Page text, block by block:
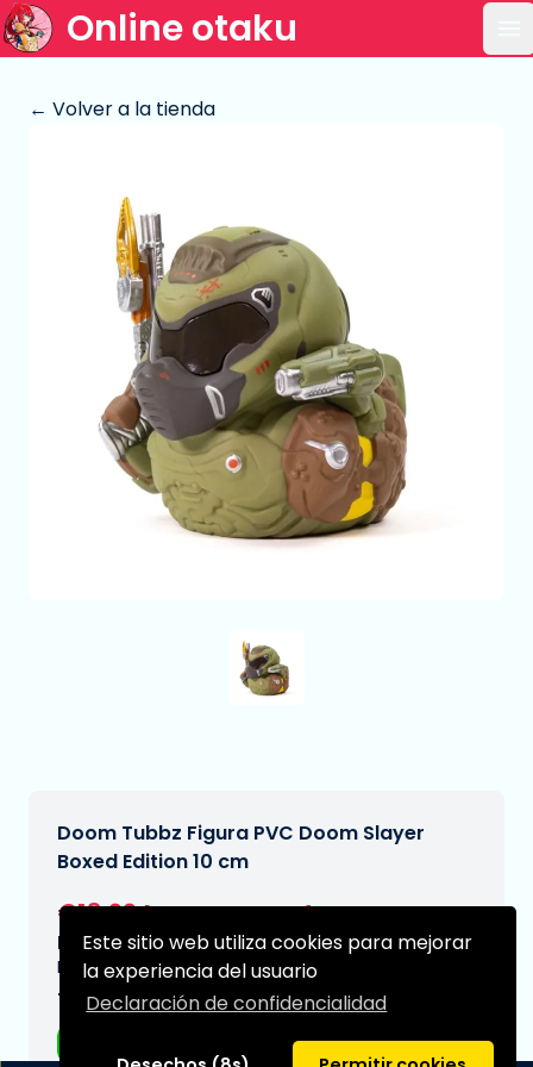
Este sitio web utiliza cookies para mejorar
la experiencia del usuario
Declaración de confidencialidad
Online otaku
← Volver a la tienda
Doom Tubbz Figura PVC Doom Slayer
Boxed Edition 10 cm
€18,99
Fecha de entrega prevista:
N/A
Tipo: